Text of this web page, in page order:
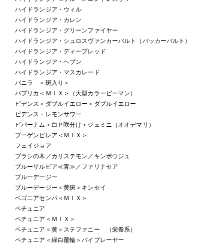
ハイドランジア・ウィル
ハイドランジア・カレン
ハイドランジア・グリーンファイヤー
ハイドランジア・シュロスヴァンカーバルト（バッカーバルト）
ハイドランジア・ディープレッド
ハイドランジア・ヘブン
ハイドランジア・マスカレード
バニラ ＜斑入り＞
パプリカ＜ＭＩＸ＞（大型カラーピーマン）
ビデンス＜ダブルイエロー＞ダブルイエロー
ビデンス・レモンサワー
ビバーナム＜白Ｐ咲分け＞ジェミニ（オオデマリ）
ブーゲンビレア＜ＭＩＸ＞
フェイジョア
ブラシの木／カリステモン／キンポウジュ
ブルーサルビア≪青≫／ファリナセア
ブルーデージー
ブルーデージー＜黄斑＞キンセイ
ベゴニアセンパ＜ＭＩＸ＞
ペチュニア
ペチュニア＜ＭＩＸ＞
ペチュニア＜黄＞ステファニー （栄養系）
ペチュニア＜緑白覆輪＞バイブレーヤー